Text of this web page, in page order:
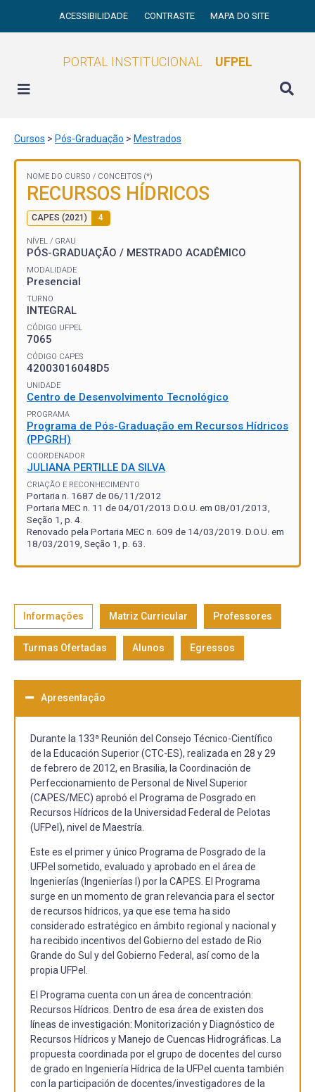
ACESSIBILIDADE CONTRASTE MAPA DO SITE
PORTAL INSTITUCIONAL UFPEL
Cursos > Pós-Graduação > Mestrados
NOME DO CURSO / CONCEITOS (*)
RECURSOS HÍDRICOS
CAPES (2021) 4
NÍVEL / GRAU
PÓS-GRADUAÇÃO / MESTRADO ACADÊMICO
MODALIDADE
Presencial
TURNO
INTEGRAL
CÓDIGO UFPEL
7065
CÓDIGO CAPES
42003016048D5
UNIDADE
Centro de Desenvolvimento Tecnológico
PROGRAMA
Programa de Pós-Graduação em Recursos Hídricos
(PPGRH)
COORDENADOR
JULIANA PERTILLE DA SILVA
CRIAÇÃO E RECONHECIMENTO
Portaria n. 1687 de 06/11/2012
Portaria MEC n. 11 de 04/01/2013 D.O.U. em 08/01/2013,
Seção 1, p. 4.
Renovado pela Portaria MEC n. 609 de 14/03/2019. D.O.U. em
18/03/2019, Seção 1, p. 63.
Informações Matriz Curricular Professores
Turmas Ofertadas Alunos Egressos
Apresentação
Durante la 133ª Reunión del Consejo Técnico-Científico
de la Educación Superior (CTC-ES), realizada en 28 y 29
de febrero de 2012, en Brasilia, la Coordinación de
Perfeccionamiento de Personal de Nivel Superior
(CAPES/MEC) aprobó el Programa de Posgrado en
Recursos Hídricos de la Universidad Federal de Pelotas
(UFPel), nivel de Maestría.
Este es el primer y único Programa de Posgrado de la
UFPel sometido, evaluado y aprobado en el área de
Ingenierías (Ingenierías I) por la CAPES. El Programa
surge en un momento de gran relevancia para el sector
de recursos hídricos, ya que ese tema ha sido
considerado estratégico en ámbito regional y nacional y
ha recibido incentivos del Gobierno del estado de Rio
Grande do Sul y del Gobierno Federal, así como de la
propia UFPel.
El Programa cuenta con un área de concentración:
Recursos Hídricos. Dentro de esa área de existen dos
líneas de investigación: Monitorización y Diagnóstico de
Recursos Hídricos y Manejo de Cuencas Hidrográficas. La
propuesta coordinada por el grupo de docentes del curso
de grado en Ingeniería Hídrica de la UFPel cuenta también
con la participación de docentes/investigadores de la